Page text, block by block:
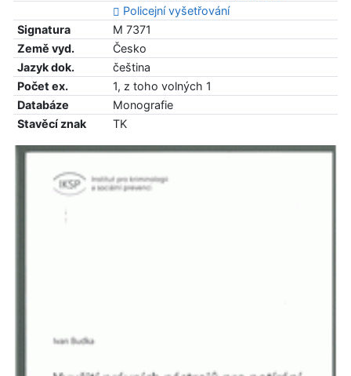
Policejní vyšetřování
Signatura
M 7371
Země vyd.
Česko
Jazyk dok.
čeština
Počet ex.
1, z toho volných 1
Databáze
Monografie
Stavěcí znak
TK